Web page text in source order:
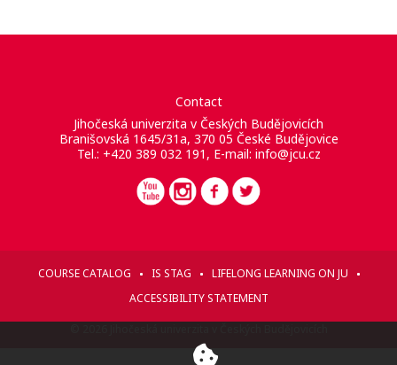
Contact
Jihočeská univerzita v Českých Budějovicích
Branišovská 1645/31a, 370 05 České Budějovice
Tel.: +420 389 032 191, E-mail: info@jcu.cz
COURSE CATALOG IS STAG
LIFELONG LEARNING ON JU
ACCESSIBILITY STATEMENT